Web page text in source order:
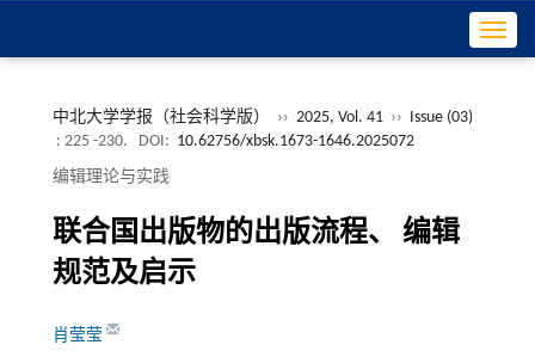
中北大学学报（社会科学版） ›› 2025, Vol. 41 ›› Issue (03)
: 225 -230.
DOI: 10.62756/xbsk.1673-1646.2025072
编辑理论与实践
联合国出版物的出版流程、 编辑
规范及启示
肖莹莹